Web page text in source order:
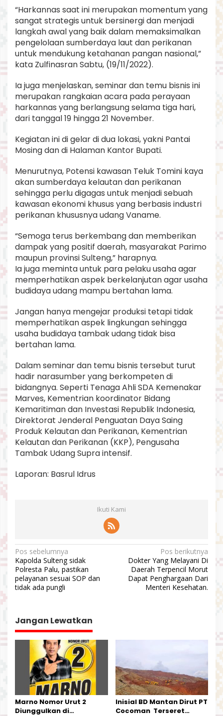
“Harkannas saat ini merupakan momentum yang
sangat strategis untuk bersinergi dan menjadi
langkah awal yang baik dalam memaksimalkan
pengelolaan sumberdaya laut dan perikanan
untuk mendukung ketahanan pangan nasional,”
kata Zulfinasran Sabtu, (19/11/2022).
Ia juga menjelaskan, seminar dan temu bisnis ini
merupakan rangkaian acara pada perayaan
harkannas yang berlangsung selama tiga hari,
dari tanggal 19 hingga 21 November.
Kegiatan ini di gelar di dua lokasi, yakni Pantai
Mosing dan di Halaman Kantor Bupati.
Menurutnya, Potensi kawasan Teluk Tomini kaya
akan sumberdaya kelautan dan perikanan
sehingga perlu digagas untuk menjadi sebuah
kawasan ekonomi khusus yang berbasis industri
perikanan khususnya udang Vaname.
“Semoga terus berkembang dan memberikan
dampak yang positif daerah, masyarakat Parimo
maupun provinsi Sulteng,” harapnya.
Ia juga meminta untuk para pelaku usaha agar
memperhatikan aspek berkelanjutan agar usaha
budidaya udang mampu bertahan lama.
Jangan hanya mengejar produksi tetapi tidak
memperhatikan aspek lingkungan sehingga
usaha budidaya tambak udang tidak bisa
bertahan lama.
Dalam seminar dan temu bisnis tersebut turut
hadir narasumber yang berkompeten di
bidangnya. Seperti Tenaga Ahli SDA Kemenakar
Marves, Kementrian koordinator Bidang
Kemaritiman dan Investasi Republik Indonesia,
Direktorat Jenderal Penguatan Daya Saing
Produk Kelautan dan Perikanan, Kementrian
Kelautan dan Perikanan (KKP), Pengusaha
Tambak Udang Supra intensif.
Laporan: Basrul Idrus
Ikuti Kami
N
a
v
i
a
s
s
Pos sebelumnya
Kapolda Sulteng sidak
Polresta Palu, pastikan
pelayanan sesuai SOP dan
tidak ada pungli
Pos berikutnya
Dokter Yang Melayani Di
Daerah Terpencil Morut
Dapat Penghargaan Dari
Menteri Kesehatan.
Jangan Lewatkan
Marno Nomor Urut 2
Diunggulkan di
Inisial BD Mantan Dirut PT
Cocoman Terseret